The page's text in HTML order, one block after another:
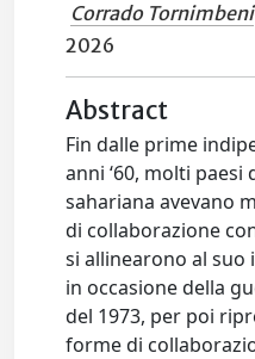
Corrado Tornimbeni
2026
Abstract
Fin dalle prime
anni ‘60, molti paesi
sahariana avevano
di collaborazione
si allinearono al
in occasione della
del 1973, per poi
forme di